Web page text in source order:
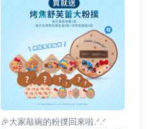
🎉大家敲碗的粉撲回來啦.ᐟ‪‪.ᐟ